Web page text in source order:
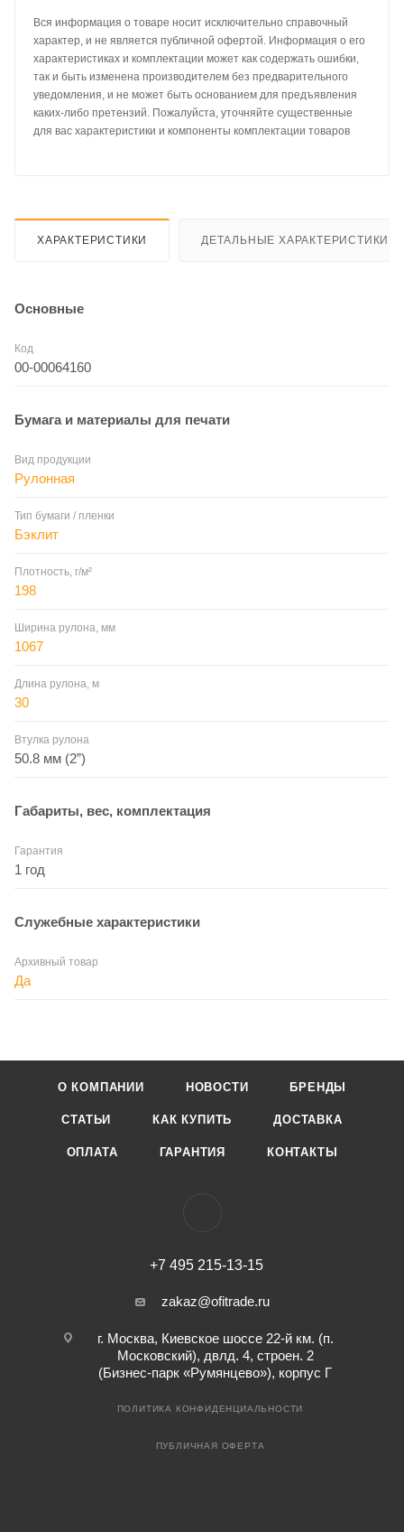
Вся информация о товаре носит исключительно справочный
характер, и не является публичной офертой. Информация о его
характеристиках и комплектации может как содержать ошибки,
так и быть изменена производителем без предварительного
уведомления, и не может быть основанием для предъявления
каких-либо претензий. Пожалуйста, уточняйте существенные
для вас характеристики и компоненты комплектации товаров
ХАРАКТЕРИСТИКИ ДЕТАЛЬНЫЕ ХАРАКТЕРИСТИКИ
Основные
Код
00-00064160
Бумага и материалы для печати
Вид продукции
Рулонная
Тип бумаги / пленки
Бэклит
Плотность, г/м²
198
Ширина рулона, мм
1067
Длина рулона, м
30
Втулка рулона
50.8 мм (2”)
Габариты, вес, комплектация
Гарантия
1 год
Служебные характеристики
Архивный товар
Да
О КОМПАНИИ НОВОСТИ БРЕНДЫ
СТАТЬИ КАК КУПИТЬ ДОСТАВКА
ОПЛАТА ГАРАНТИЯ КОНТАКТЫ
+7 495 215-13-15
zakaz@ofitrade.ru
г. Москва, Киевское шоссе 22-й км. (п.
Московский), двлд. 4, строен. 2
(Бизнес-парк «Румянцево»), корпус Г
ПОЛИТИКА КОНФИДЕНЦИАЛЬНОСТИ
ПУБЛИЧНАЯ ОФЕРТА